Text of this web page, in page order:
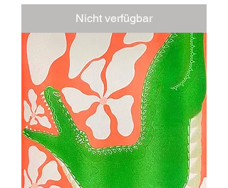
Nicht verfügbar